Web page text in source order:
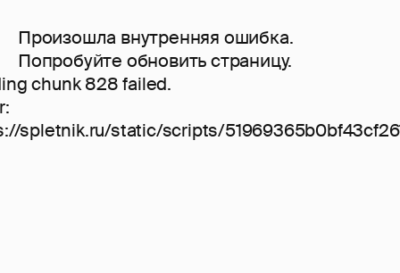
Произошла внутренняя ошибка.
Попробуйте обновить страницу.
chunk 828 failed.
spletnik.ru/static/scripts/